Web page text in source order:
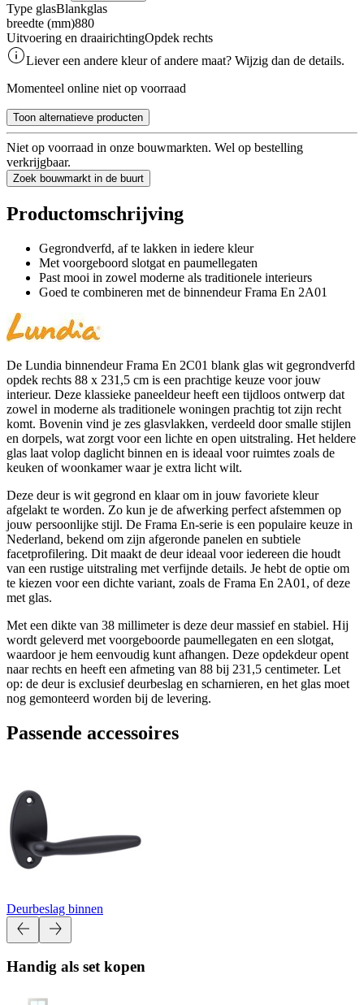
Type glasBlankglas
breedte (mm)880
Uitvoering en draairichtingOpdek rechts
Liever een andere kleur of andere maat? Wijzig dan de details.
Momenteel online niet op voorraad
Toon alternatieve producten
Niet op voorraad in onze bouwmarkten. Wel op bestelling
verkrijgbaar.
Zoek bouwmarkt in de buurt
Productomschrijving
Gegrondverfd, af te lakken in iedere kleur
Met voorgeboord slotgat en paumellegaten
Past mooi in zowel moderne als traditionele interieurs
Goed te combineren met de binnendeur Frama En 2A01
De Lundia binnendeur Frama En 2C01 blank glas wit gegrondverfd
opdek rechts 88 x 231,5 cm is een prachtige keuze voor jouw
interieur. Deze klassieke paneeldeur heeft een tijdloos ontwerp dat
zowel in moderne als traditionele woningen prachtig tot zijn recht
komt. Bovenin vind je zes glasvlakken, verdeeld door smalle stijlen
en dorpels, wat zorgt voor een lichte en open uitstraling. Het heldere
glas laat volop daglicht binnen en is ideaal voor ruimtes zoals de
keuken of woonkamer waar je extra licht wilt.
Deze deur is wit gegrond en klaar om in jouw favoriete kleur
afgelakt te worden. Zo kun je de afwerking perfect afstemmen op
jouw persoonlijke stijl. De Frama En-serie is een populaire keuze in
Nederland, bekend om zijn afgeronde panelen en subtiele
facetprofilering. Dit maakt de deur ideaal voor iedereen die houdt
van een rustige uitstraling met verfijnde details. Je hebt de optie om
te kiezen voor een dichte variant, zoals de Frama En 2A01, of deze
met glas.
Met een dikte van 38 millimeter is deze deur massief en stabiel. Hij
wordt geleverd met voorgeboorde paumellegaten en een slotgat,
waardoor je hem eenvoudig kunt afhangen. Deze opdekdeur opent
naar rechts en heeft een afmeting van 88 bij 231,5 centimeter. Let
op: de deur is exclusief deurbeslag en scharnieren, en het glas moet
nog gemonteerd worden bij de levering.
Passende accessoires
Deurbeslag binnen
Handig als set kopen